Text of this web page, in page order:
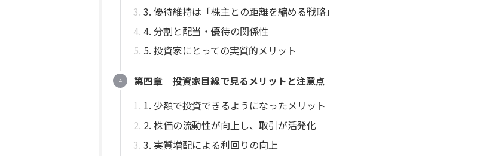
3. 優待維持は「株主との距離を縮める戦略」
4. 分割と配当・優待の関係性
5. 投資家にとっての実質的メリット
第四章 投資家目線で見るメリットと注意点
1. 少額で投資できるようになったメリット
2. 株価の流動性が向上し、取引が活発化
3. 実質増配による利回りの向上